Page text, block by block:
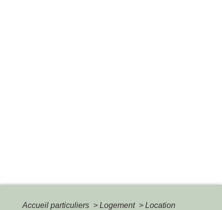
Accueil particuliers > Logement > Location